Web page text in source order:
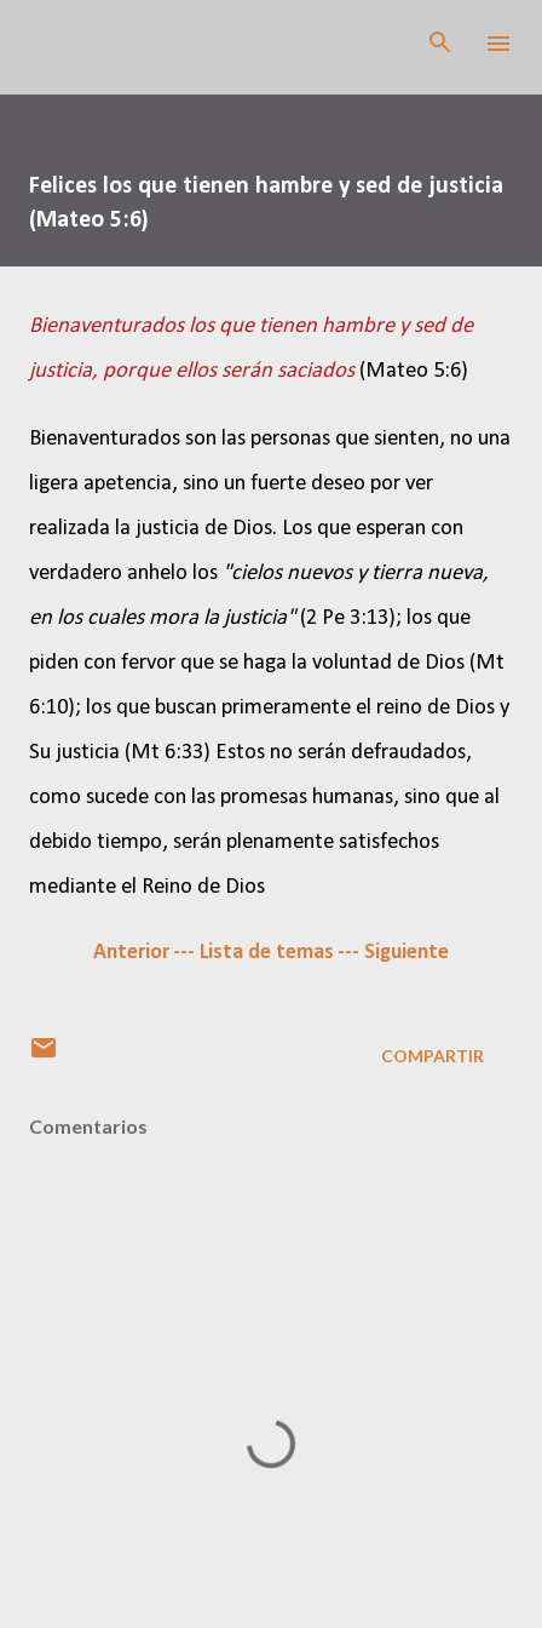
Felices los que tienen hambre y sed de justicia
(Mateo 5:6)
Bienaventurados los que tienen hambre y sed de
justicia, porque ellos serán saciados(Mateo 5:6)
Bienaventurados son las personas que sienten, no una
ligera apetencia, sino un fuerte deseo por ver
realizada la justicia de Dios. Los que esperan con
verdadero anhelo los "cielos nuevos y tierra nueva,
en los cuales mora la justicia"(2 Pe 3:13); los que
piden con fervor que se haga la voluntad de Dios (Mt
6:10); los que buscan primeramente el reino de Dios y
Su justicia (Mt 6:33) Estos no serán defraudados,
como sucede con las promesas humanas, sino que al
debido tiempo, serán plenamente satisfechos
mediante el Reino de Dios
Anterior --- Lista de temas --- Siguiente
COMPARTIR
Comentarios